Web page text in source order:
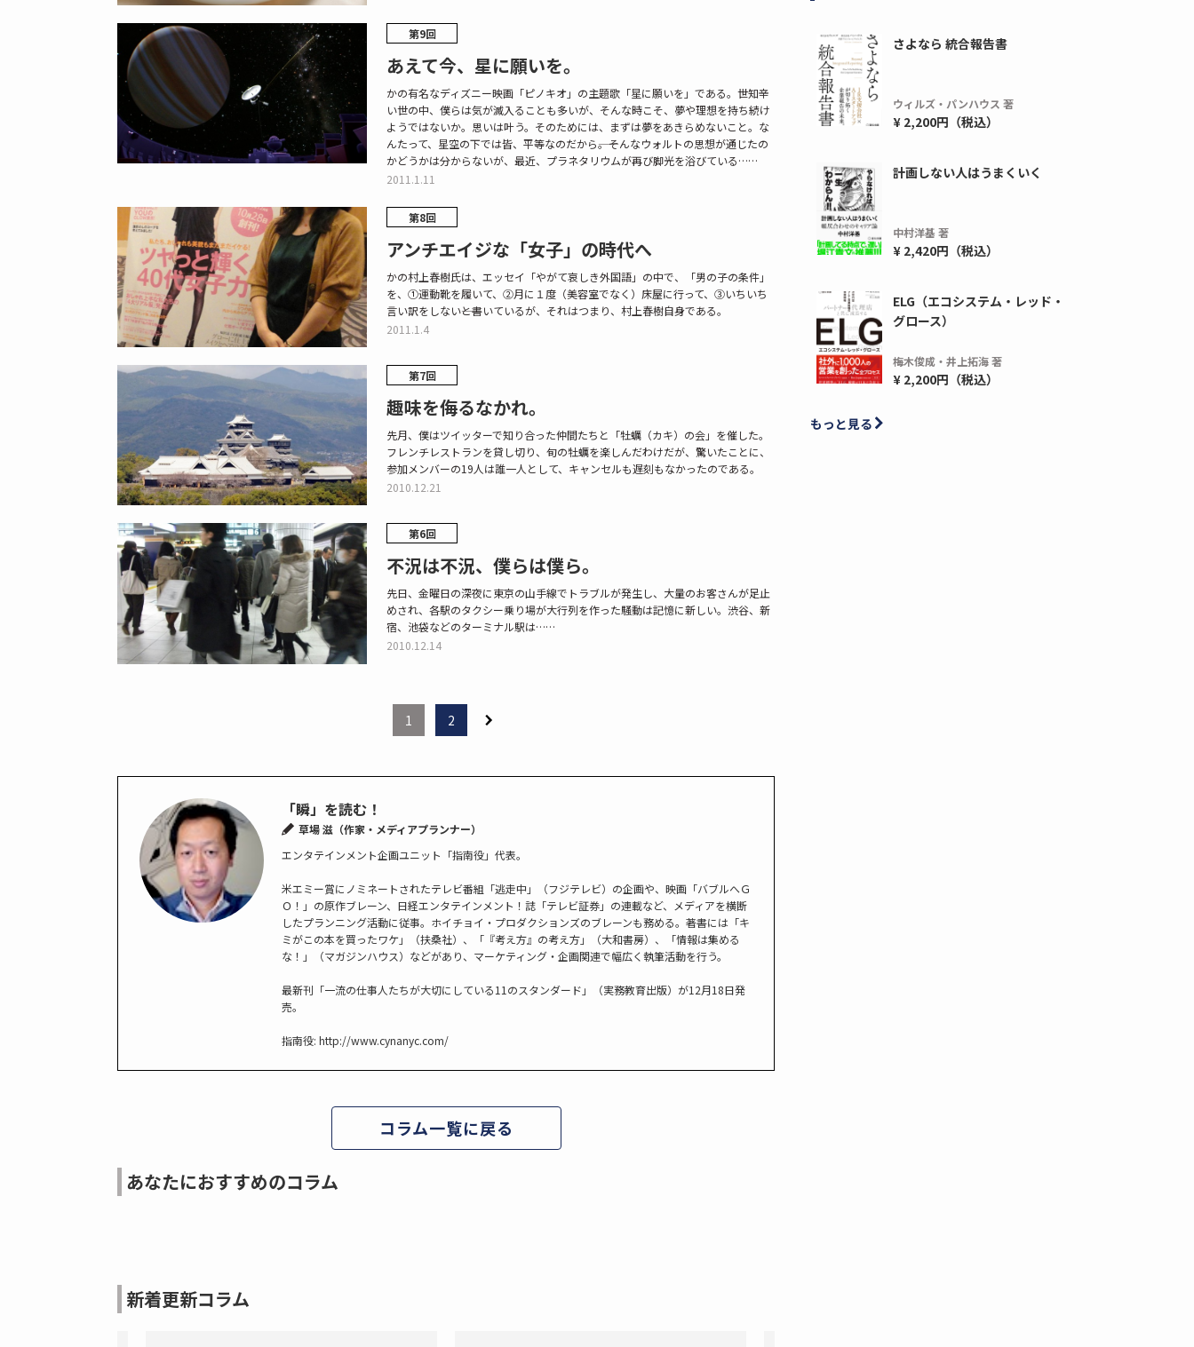
第9回
あえて今、星に願いを。
かの有名なディズニー映画「ピノキオ」の主題歌「星に願いを」である。世知辛
い世の中、僕らは気が滅入ることも多いが、そんな時こそ、夢や理想を持ち続け
ようではないか。思いは叶う。そのためには、まずは夢をあきらめないこと。な
んたって、星空の下では皆、平等なのだから――。そんなウォルトの思想が通じたの
かどうかは分からないが、最近、プラネタリウムが再び脚光を浴びている……
2011.1.11
第8回
アンチエイジな「女子」の時代へ
かの村上春樹氏は、エッセイ「やがて哀しき外国語」の中で、「男の子の条件」
を、①運動靴を履いて、②月に１度（美容室でなく）床屋に行って、③いちいち
言い訳をしない――と書いているが、それはつまり、村上春樹自身である。
2011.1.4
第7回
趣味を侮るなかれ。
先月、僕はツイッターで知り合った仲間たちと「牡蠣（カキ）の会」を催した。
フレンチレストランを貸し切り、旬の牡蠣を楽しんだわけだが、驚いたことに、
参加メンバーの19人は誰一人として、キャンセルも遅刻もなかったのである。
2010.12.21
第6回
不況は不況、僕らは僕ら。
先日、金曜日の深夜に東京の山手線でトラブルが発生し、大量のお客さんが足止
めされ、各駅のタクシー乗り場が大行列を作った騒動は記憶に新しい。渋谷、新
宿、池袋などのターミナル駅は……
2010.12.14
1 2
「瞬」を読む！
草場 滋（作家・メディアプランナー）
エンタテインメント企画ユニット「指南役」代表。
米エミー賞にノミネートされたテレビ番組「逃走中」（フジテレビ）の企画や、映画「バブルへＧ
Ｏ！」の原作ブレーン、日経エンタテインメント！誌「テレビ証券」の連載など、メディアを横断
したプランニング活動に従事。ホイチョイ・プロダクションズのブレーンも務める。著書には「キ
ミがこの本を買ったワケ」（扶桑社）、「『考え方』の考え方」（大和書房）、「情報は集める
な！」（マガジンハウス）などがあり、マーケティング・企画関連で幅広く執筆活動を行う。
最新刊「一流の仕事人たちが大切にしている11のスタンダード」（実務教育出版）が12月18日発
売。
指南役: http://www.cynanyc.com/
コラム一覧に戻る
あなたにおすすめのコラム
新着更新コラム
さよなら 統合報告書
ウィルズ・パンハウス 著
¥ 2,200円（税込）
計画しない人はうまくいく
中村洋基 著
¥ 2,420円（税込）
ELG（エコシステム・レッド・
グロース）
梅木俊成・井上拓海 著
¥ 2,200円（税込）
もっと見る